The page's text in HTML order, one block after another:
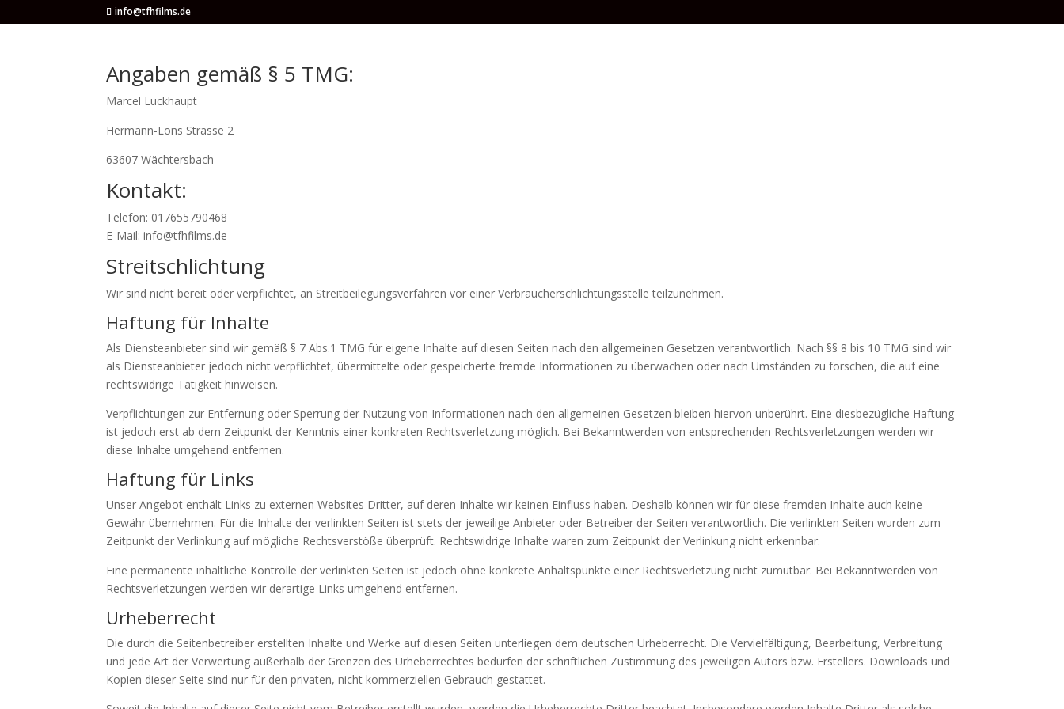
info@tfhfilms.de
Angaben gemäß § 5 TMG:
Marcel Luckhaupt
Hermann-Löns Strasse 2
63607 Wächtersbach
Kontakt:
Telefon: 017655790468
E-Mail: info@tfhfilms.de
Streitschlichtung
Wir sind nicht bereit oder verpflichtet, an Streitbeilegungsverfahren vor einer Verbraucherschlichtungsstelle teilzunehmen.
Haftung für Inhalte
Als Diensteanbieter sind wir gemäß § 7 Abs.1 TMG für eigene Inhalte auf diesen Seiten nach den allgemeinen Gesetzen verantwortlich. Nach §§ 8 bis 10 TMG sind wir
als Diensteanbieter jedoch nicht verpflichtet, übermittelte oder gespeicherte fremde Informationen zu überwachen oder nach Umständen zu forschen, die auf eine
rechtswidrige Tätigkeit hinweisen.
Verpflichtungen zur Entfernung oder Sperrung der Nutzung von Informationen nach den allgemeinen Gesetzen bleiben hiervon unberührt. Eine diesbezügliche Haftung
ist jedoch erst ab dem Zeitpunkt der Kenntnis einer konkreten Rechtsverletzung möglich. Bei Bekanntwerden von entsprechenden Rechtsverletzungen werden wir
diese Inhalte umgehend entfernen.
Haftung für Links
Unser Angebot enthält Links zu externen Websites Dritter, auf deren Inhalte wir keinen Einfluss haben. Deshalb können wir für diese fremden Inhalte auch keine
Gewähr übernehmen. Für die Inhalte der verlinkten Seiten ist stets der jeweilige Anbieter oder Betreiber der Seiten verantwortlich. Die verlinkten Seiten wurden zum
Zeitpunkt der Verlinkung auf mögliche Rechtsverstöße überprüft. Rechtswidrige Inhalte waren zum Zeitpunkt der Verlinkung nicht erkennbar.
Eine permanente inhaltliche Kontrolle der verlinkten Seiten ist jedoch ohne konkrete Anhaltspunkte einer Rechtsverletzung nicht zumutbar. Bei Bekanntwerden von
Rechtsverletzungen werden wir derartige Links umgehend entfernen.
Urheberrecht
Die durch die Seitenbetreiber erstellten Inhalte und Werke auf diesen Seiten unterliegen dem deutschen Urheberrecht. Die Vervielfältigung, Bearbeitung, Verbreitung
und jede Art der Verwertung außerhalb der Grenzen des Urheberrechtes bedürfen der schriftlichen Zustimmung des jeweiligen Autors bzw. Erstellers. Downloads und
Kopien dieser Seite sind nur für den privaten, nicht kommerziellen Gebrauch gestattet.